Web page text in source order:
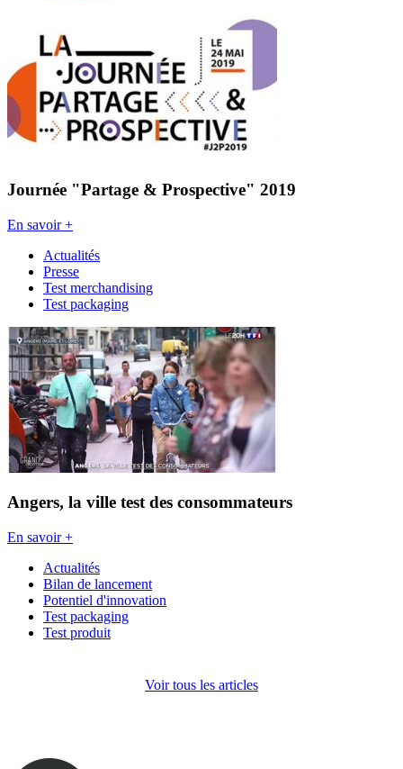
Journée "Partage & Prospective" 2019
En savoir +
Actualités
Presse
Test merchandising
Test packaging
Angers, la ville test des consommateurs
En savoir +
Actualités
Bilan de lancement
Potentiel d'innovation
Test packaging
Test produit
Voir tous les articles